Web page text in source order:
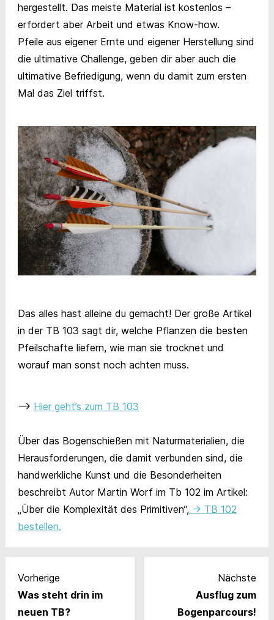
hergestellt. Das meiste Material ist kostenlos –
erfordert aber Arbeit und etwas Know-how.
Pfeile aus eigener Ernte und eigener Herstellung sind
die ultimative Challenge, geben dir aber auch die
ultimative Befriedigung, wenn du damit zum ersten
Mal das Ziel triffst.
Das alles hast alleine du gemacht! Der große Artikel
in der TB 103 sagt dir, welche Pflanzen die besten
Pfeilschafte liefern, wie man sie trocknet und
worauf man sonst noch achten muss.
–> Hier geht’s zum TB 103
Über das Bogenschießen mit Naturmaterialien, die
Herausforderungen, die damit verbunden sind, die
handwerkliche Kunst und die Besonderheiten
beschreibt Autor Martin Worf im Tb 102 im Artikel:
„Über die Komplexität des Primitiven“,-> TB 102
bestellen.
Vorherige
Was steht drin im
neuen TB?
Nächste
Ausflug zum
Bogenparcours!